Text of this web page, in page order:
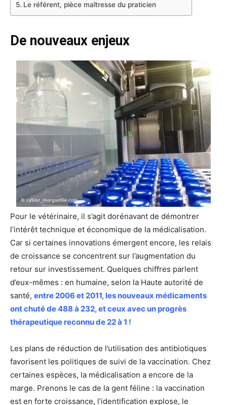
Le référent, pièce maîtresse du praticien
De nouveaux enjeux
Pour le vétérinaire, il s’agit dorénavant de démontrer
l’intérêt technique et économique de la médicalisation.
Car si certaines innovations émergent encore, les relais
de croissance se concentrent sur l’augmentation du
retour sur investissement. Quelques chiffres parlent
d’eux-mêmes : en humaine, selon la Haute autorité de
santé, entre 2006 et 2011, les nouveaux médicaments
ont chuté de 488 à 232, et ceux avec un progrès
thérapeutique reconnu de 22 à 1 !
Les plans de réduction de l’utilisation des antibiotiques
favorisent les politiques de suivi de la vaccination. Chez
certaines espèces, la médicalisation a encore de la
marge. Prenons le cas de la gent féline : la vaccination
est en forte croissance, l’identification explose, le